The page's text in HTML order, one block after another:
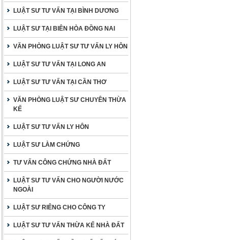
LUẬT SƯ TƯ VẤN TẠI BÌNH DƯƠNG
LUẬT SƯ TẠI BIÊN HÒA ĐỒNG NAI
VĂN PHÒNG LUẬT SƯ TƯ VẤN LY HÔN
LUẬT SƯ TƯ VẤN TẠI LONG AN
LUẬT SƯ TƯ VẤN TẠI CẦN THƠ
VĂN PHÒNG LUẬT SƯ CHUYÊN THỪA
KẾ
LUẬT SƯ TƯ VẤN LY HÔN
LUẬT SƯ LÀM CHỨNG
TƯ VẤN CÔNG CHỨNG NHÀ ĐẤT
LUẬT SƯ TƯ VẤN CHO NGƯỜI NƯỚC
NGOÀI
LUẬT SƯ RIÊNG CHO CÔNG TY
LUẬT SƯ TƯ VẤN THỪA KẾ NHÀ ĐẤT